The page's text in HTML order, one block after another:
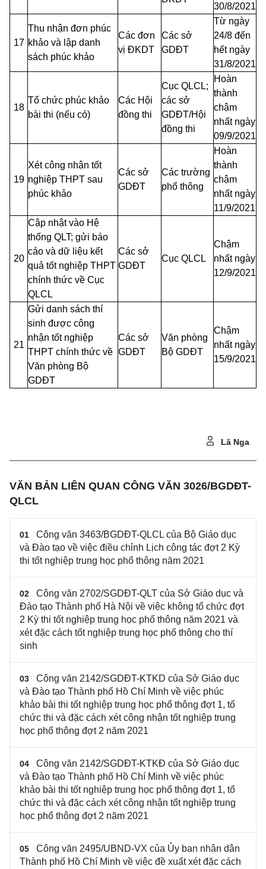
30/8/2021
17
Thu nhận đơn phúc
khảo và lập danh
sách phúc khảo
Các đơn
vị ĐKDT
Các sở
GDĐT
Từ ngày
24/8 đến
hết ngày
31/8/2021
18
Tổ chức phúc khảo
bài thi (nếu có)
Các Hội
đồng thi
Cục QLCL;
các sở
GDĐT/Hội
đồng thi
Hoàn
thành
chậm
nhất ngày
09/9/2021
19
Xét công nhận tốt
nghiệp THPT sau
phúc khảo
Các sở
GDĐT
Các trường
phổ thông
Hoàn
thành
chậm
nhất ngày
11/9/2021
20
Cập nhật vào Hệ
thống QLT; gửi báo
cáo và dữ liệu kết
quả tốt nghiệp THPT
chính thức về Cục
QLCL
Các sở
GDĐT
Cục QLCL
Chậm
nhất ngày
12/9/2021
21
Gửi danh sách thí
sinh được công
nhận tốt nghiệp
THPT chính thức về
Văn phòng Bộ
GDĐT
Các sở
GDĐT
Văn phòng
Bộ GDĐT
Chậm
nhất ngày
15/9/2021
Lã Nga
VĂN BẢN LIÊN QUAN CÔNG VĂN 3026/BGDĐT-
QLCL
01
Công văn 3463/BGDĐT-QLCL của Bộ Giáo dục
và Đào tạo về việc điều chỉnh Lịch công tác đợt 2 Kỳ
thi tốt nghiệp trung học phổ thông năm 2021
02
Công văn 2702/SGDĐT-QLT của Sở Giáo dục và
Đào tạo Thành phố Hà Nội về việc không tổ chức đợt
2 Kỳ thi tốt nghiệp trung học phổ thông năm 2021 và
xét đặc cách tốt nghiệp trung học phổ thông cho thí
sinh
03
Công văn 2142/SGDĐT-KTKD của Sở Giáo dục
và Đào tạo Thành phố Hồ Chí Minh về việc phúc
khảo bài thi tốt nghiệp trung học phổ thông đợt 1, tổ
chức thi và đặc cách xét công nhận tốt nghiệp trung
học phổ thông đợt 2 năm 2021
04
Công văn 2142/SGDĐT-KTKĐ của Sở Giáo dục
và Đào tạo Thành phố Hồ Chí Minh về việc phúc
khảo bài thi tốt nghiệp trung học phổ thông đợt 1, tổ
chức thi và đặc cách xét công nhận tốt nghiệp trung
học phổ thông đợt 2 năm 2021
05
Công văn 2495/UBND-VX của Ủy ban nhân dân
Thành phố Hồ Chí Minh về việc đề xuất xét đặc cách